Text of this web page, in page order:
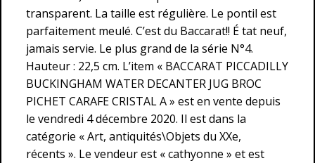
transparent. La taille est régulière. Le pontil est
parfaitement meulé. C’est du Baccarat!! É tat neuf,
jamais servie. Le plus grand de la série N°4.
Hauteur : 22,5 cm. L’item « BACCARAT PICCADILLY
BUCKINGHAM WATER DECANTER JUG BROC
PICHET CARAFE CRISTAL A » est en vente depuis
le vendredi 4 décembre 2020. Il est dans la
catégorie « Art, antiquités\Objets du XXe,
récents ». Le vendeur est « cathyonne » et est